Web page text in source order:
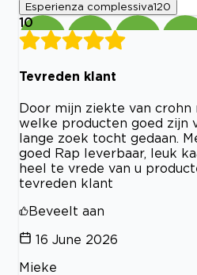
Esperienza complessiva120
10
Tevreden klant
Door mijn ziekte van
welke producten goed zijn
lange zoek tocht gedaan.
goed Rap leverbaar, leuk
heel te vrede van u
tevreden klant
Beveelt aan
16 June 2026
Mieke